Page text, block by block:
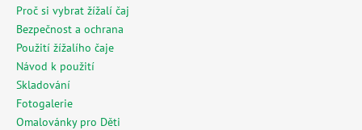
Proč si vybrat žížalí čaj
Bezpečnost a ochrana
Použití žížalího čaje
Návod k použití
Skladování
Fotogalerie
Omalovánky pro Děti